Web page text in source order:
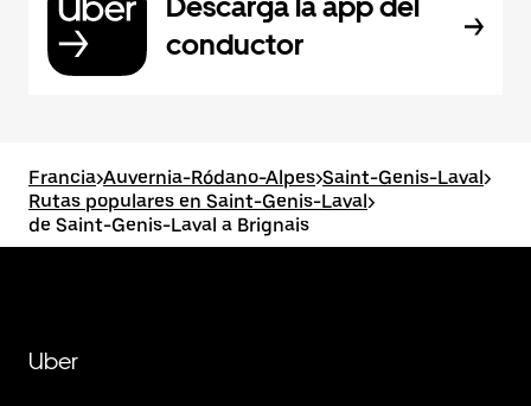
conductor
Francia>Auvernia-Ródano-Alpes>Saint-Genis-Laval>
Rutas populares en Saint-Genis-Laval>
de Saint-Genis-Laval a Brignais
Uber